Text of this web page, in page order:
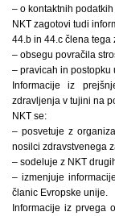
– o kontaktnih
NKT zagotovi tudi
44.b in 44.c člena tega
– obsegu povračila
– pravicah in postopku
Informacije iz
zdravljenja v tujini na
NKT se:
– posvetuje z
nosilci zdravstvenega
– sodeluje z NKT
– izmenjuje
članic Evropske unije.
Informacije iz prvega